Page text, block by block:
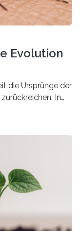
Evolution
die Ursprünge der
In
Stechmücken-
in
konnte als neue
werden und trägt
Dieser erste
in Bernstein
einer
denn…